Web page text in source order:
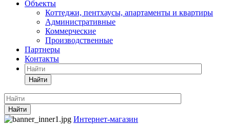
Объекты
Коттеджи, пентхаусы, апартаменты и квартиры
Административные
Коммерческие
Производственные
Партнеры
Контакты
Найти
Найти
Интернет-магазин